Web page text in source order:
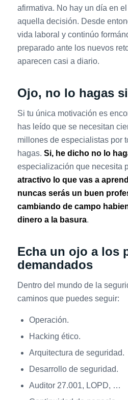
afirmativa. No hay un día en
aquella decisión. Desde
vida laboral y continúo
preparado ante los nuevos
aparecen casi a diario.
Ojo, no lo hagas
Si tu única motivación es
has leído que se necesitan
millones de especialistas por
hagas. Si, he dicho no lo
especialización que necesita
atractivo lo que vas a
nuncas serás un buen
cambiando de campo
dinero a la basura.
Echa un ojo a los
demandados
Dentro del mundo de la
caminos que puedes seguir:
Operación.
Hacking ético.
Arquitectura de seguridad.
Desarrollo de seguridad.
Auditor 27.001, LOPD, …